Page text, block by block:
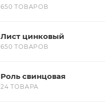
650 ТОВАРОВ
Лист цинковый
650 ТОВАРОВ
Роль свинцовая
24 ТОВАРА